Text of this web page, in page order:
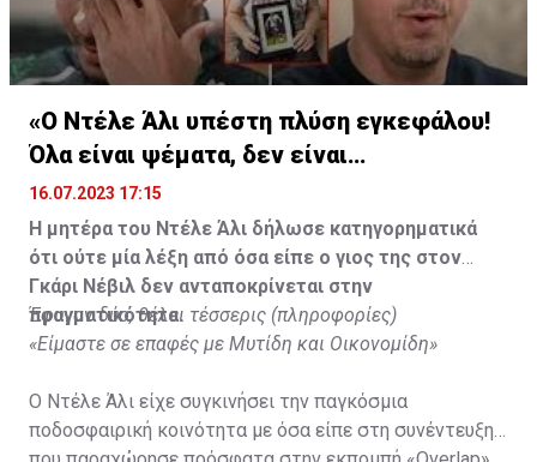
«Ο Ντέλε Άλι υπέστη πλύση εγκεφάλου!
Όλα είναι ψέματα, δεν είναι
υιοθετημένος»
16.07.2023 17:15
Η μητέρα του Ντέλε Άλι δήλωσε κατηγορηματικά
ότι ούτε μία λέξη από όσα είπε ο γιος της στον
Γκάρι Νέβιλ δεν ανταποκρίνεται στην
πραγματικότητα.
Έφυγαν δύο, θέλει τέσσερις (πληροφορίες)
«Είμαστε σε επαφές με Μυτίδη και Οικονομίδη»
Ο Ντέλε Άλι είχε συγκινήσει την παγκόσμια
ποδοσφαιρική κοινότητα με όσα είπε στη συνέντευξη